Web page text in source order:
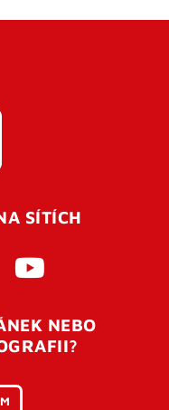
je potřeba
odeslání
ověří a můžete se
složku SPAM ve
SÍTÍCH
NEBO